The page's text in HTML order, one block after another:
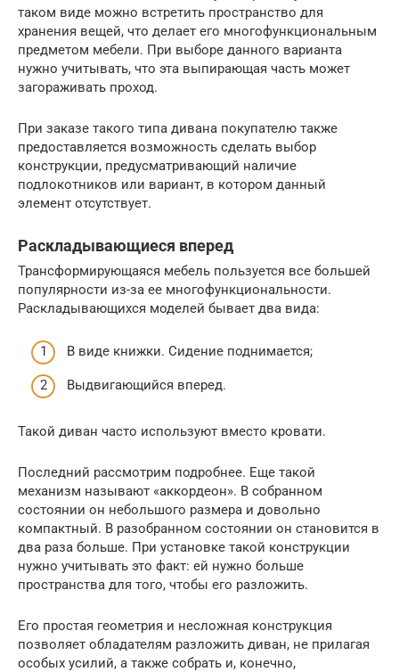
таком виде можно встретить пространство для
хранения вещей, что делает его многофункциональным
предметом мебели. При выборе данного варианта
нужно учитывать, что эта выпирающая часть может
загораживать проход.
При заказе такого типа дивана покупателю также
предоставляется возможность сделать выбор
конструкции, предусматривающий наличие
подлокотников или вариант, в котором данный
элемент отсутствует.
Раскладывающиеся вперед
Трансформирующаяся мебель пользуется все большей
популярности из-за ее многофункциональности.
Раскладывающихся моделей бывает два вида:
В виде книжки. Сидение поднимается;
Выдвигающийся вперед.
Такой диван часто используют вместо кровати.
Последний рассмотрим подробнее. Еще такой
механизм называют «аккордеон». В собранном
состоянии он небольшого размера и довольно
компактный. В разобранном состоянии он становится в
два раза больше. При установке такой конструкции
нужно учитывать это факт: ей нужно больше
пространства для того, чтобы его разложить.
Его простая геометрия и несложная конструкция
позволяет обладателям разложить диван, не прилагая
особых усилий, а также собрать и, конечно,